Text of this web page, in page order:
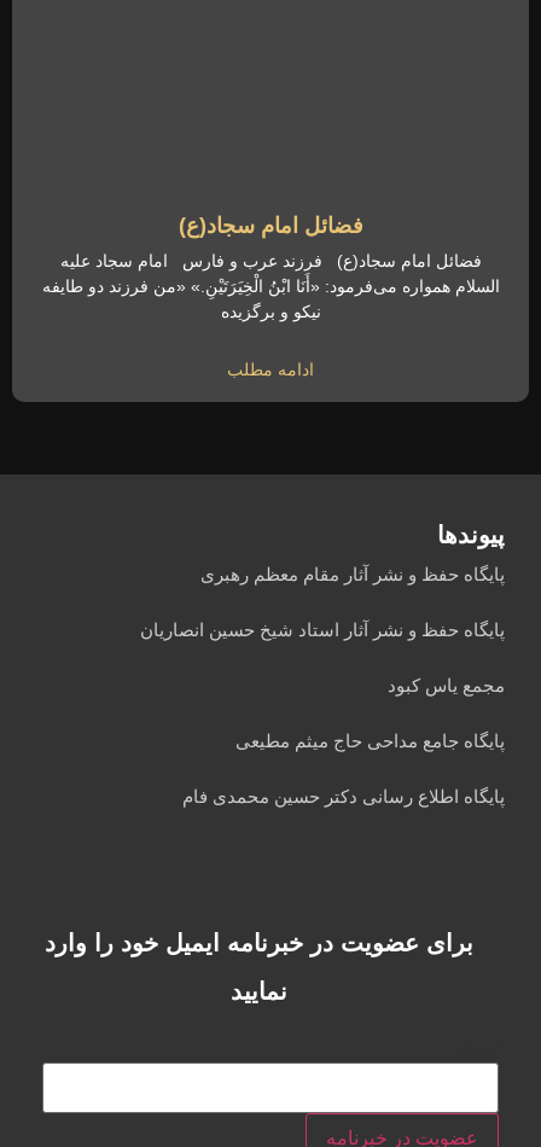
فضائل امام سجاد(ع)
فضائل امام سجاد(ع) فرزند عرب و فارس امام سجاد علیه
السلام همواره می‌فرمود: «أَنَا ابْنُ الْخِیَرَتَیْنِ.» «من فرزند دو طایفه
نیکو و برگزیده
ادامه مطلب
پیوندها
پایگاه حفظ و نشر آثار مقام معظم رهبری
پایگاه حفظ و نشر آثار استاد شیخ حسین انصاریان
مجمع یاس کبود
پایگاه جامع مداحی حاج میثم مطیعی
پایگاه اطلاع رسانی دکتر حسین محمدی فام
برای عضویت در خبرنامه ایمیل خود را وارد
نمایید